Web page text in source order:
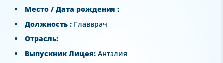
Место / Дата рождения :
Должность : Главврач
Отрасль:
Выпускник Лицея: Анталия